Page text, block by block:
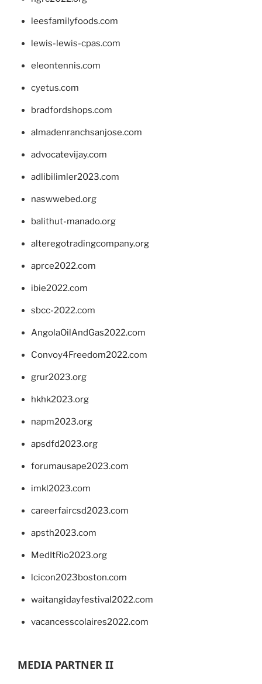
leesfamilyfoods.com
lewis-lewis-cpas.com
eleontennis.com
cyetus.com
bradfordshops.com
almadenranchsanjose.com
advocatevijay.com
adlibilimler2023.com
naswwebed.org
balithut-manado.org
alteregotradingcompany.org
aprce2022.com
ibie2022.com
sbcc-2022.com
AngolaOilAndGas2022.com
Convoy4Freedom2022.com
grur2023.org
hkhk2023.org
napm2023.org
apsdfd2023.org
forumausape2023.com
imkl2023.com
careerfaircsd2023.com
apsth2023.com
MedItRio2023.org
lcicon2023boston.com
waitangidayfestival2022.com
vacancesscolaires2022.com
MEDIA PARTNER II